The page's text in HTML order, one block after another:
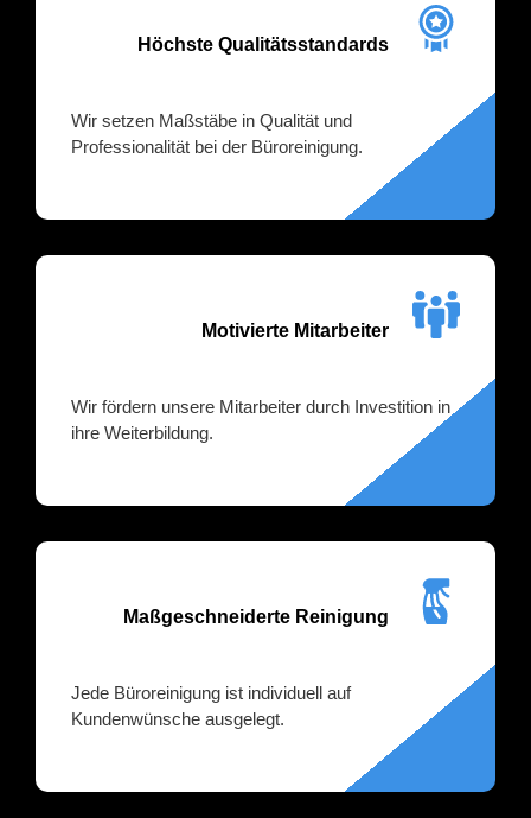
Höchste Qualitätsstandards
Wir setzen Maßstäbe in Qualität und
Professionalität bei der Büroreinigung.
Motivierte Mitarbeiter
Wir fördern unsere Mitarbeiter durch Investition in
ihre Weiterbildung.
Maßgeschneiderte Reinigung
Jede Büroreinigung ist individuell auf
Kundenwünsche ausgelegt.